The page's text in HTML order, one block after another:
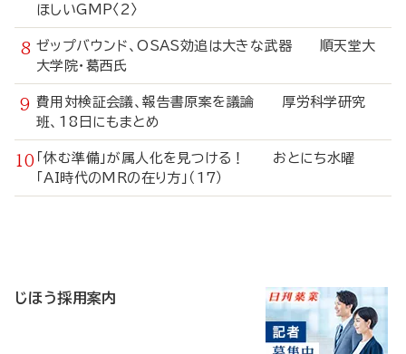
ほしいGMP〈2〉
ゼップバウンド、OSAS効追は大きな武器 順天堂大
大学院・葛西氏
費用対検証会議、報告書原案を議論 厚労科学研究
班、18日にもまとめ
「休む準備」が属人化を見つける！ おとにち水曜
「AI時代のMRの在り方」（17）
じほう採用案内